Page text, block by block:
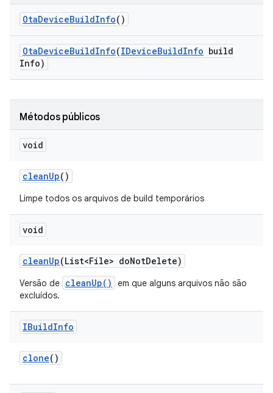
OtaDeviceBuildInfo()
OtaDeviceBuildInfo(IDeviceBuildInfo build
Info)
Métodos públicos
void
cleanUp()
Limpe todos os arquivos de build temporários
void
cleanUp(List<File> doNotDelete)
Versão de cleanUp()
em que alguns arquivos não são
excluídos.
IBuildInfo
clone()